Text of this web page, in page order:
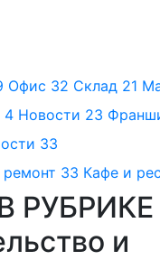
Офис 32 Склад 21
4 Новости 23
33
33 Кафе и
РУБРИКЕ
и